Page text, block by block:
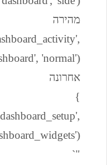
מהירה
אחרונה
}
"`